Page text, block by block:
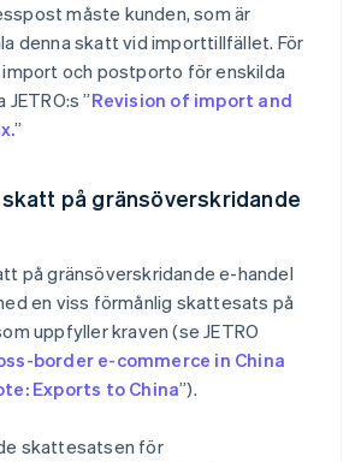
måste kunden, som är
denna skatt vid importtillfället. För
och postporto för enskilda
”Revision of import and
”
på gränsöverskridande
på gränsöverskridande e-handel
en viss förmånlig skattesats på
uppfyller kraven (se JETRO
border e-commerce in China
Exports to China”).
skattesatsen för